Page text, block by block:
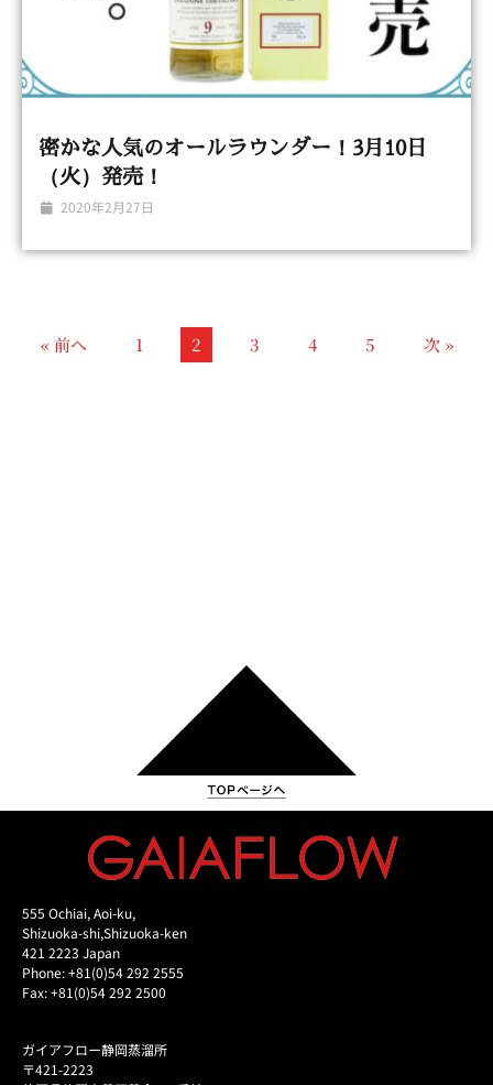
密かな人気のオールラウンダー！3月10日
（火）発売！
2020年2月27日
« 前へ 1 2 3 4 5 次 »
555 Ochiai, Aoi-ku,
Shizuoka-shi,Shizuoka-ken
421 2223 Japan
Phone: +81(0)54 292 2555
Fax: +81(0)54 292 2500
ガイアフロー静岡蒸溜所
〒421-2223